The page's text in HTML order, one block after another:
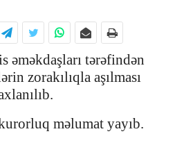
əməkdaşları tərəfindən
zorakılıqla aşılması
məlumat yayıb.